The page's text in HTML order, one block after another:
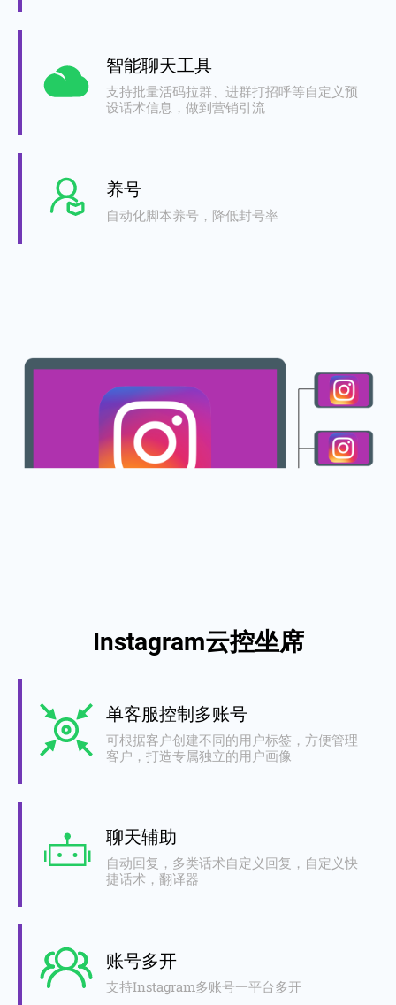
智能聊天工具
支持批量活码拉群、进群打招呼等自定义预
设话术信息，做到营销引流
养号
自动化脚本养号，降低封号率
Instagram云控坐席
单客服控制多账号
可根据客户创建不同的用户标签，方便管理
客户，打造专属独立的用户画像
聊天辅助
自动回复，多类话术自定义回复，自定义快
捷话术，翻译器
账号多开
支持Instagram多账号一平台多开